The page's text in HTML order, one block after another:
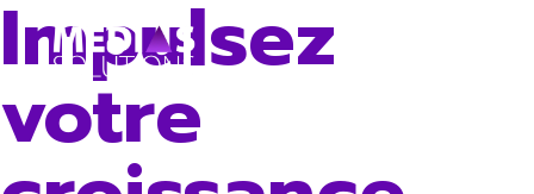
Skip
Impulsez
votre